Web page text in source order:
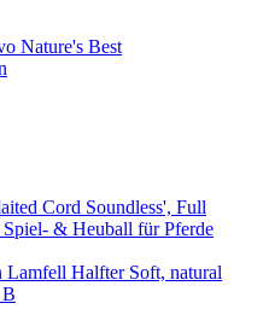
Nature's Best
Cord Soundless', Full
& Heuball für Pferde
Halfter Soft, natural